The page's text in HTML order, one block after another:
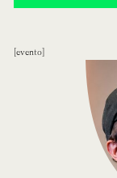
evento